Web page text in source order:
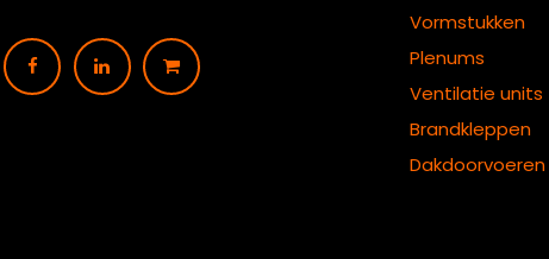
Vormstukken
Plenums
Ventilatie units
Brandkleppen
Dakdoorvoeren